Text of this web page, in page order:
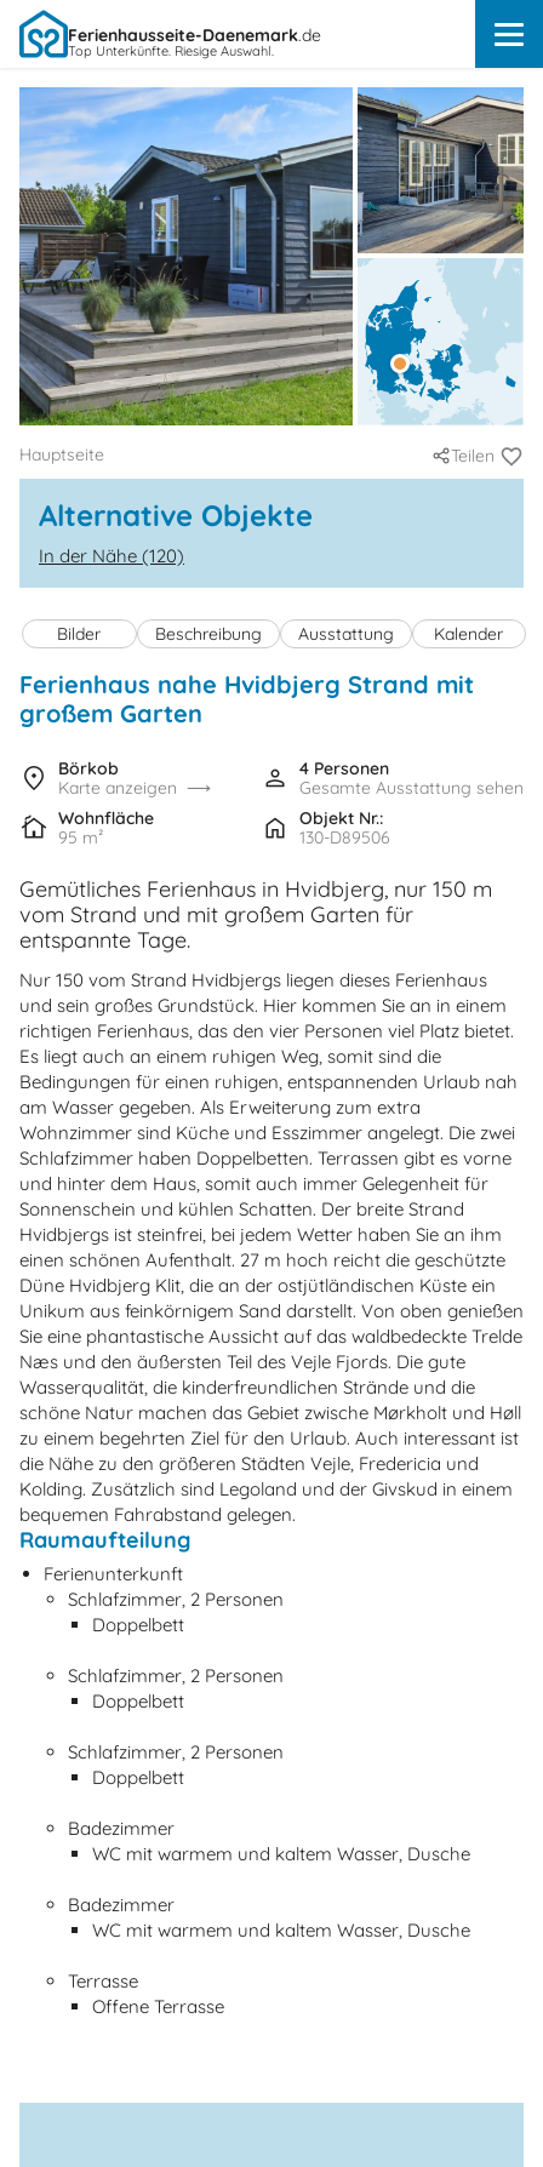
Ferienhausseite-Daenemark.de
Top Unterkünfte. Riesige Auswahl.
Hauptseite Teilen
Alternative Objekte
In der Nähe (120)
Bilder Beschreibung Ausstattung Kalender
Ferienhaus nahe Hvidbjerg Strand mit
großem Garten
Börkob
Karte anzeigen
4 Personen
Gesamte Ausstattung sehen
Wohnfläche
95 m²
Objekt Nr.:
130-D89506
Gemütliches Ferienhaus in Hvidbjerg, nur 150 m
vom Strand und mit großem Garten für
entspannte Tage.
Nur 150 vom Strand Hvidbjergs liegen dieses Ferienhaus
und sein großes Grundstück. Hier kommen Sie an in einem
richtigen Ferienhaus, das den vier Personen viel Platz bietet.
Es liegt auch an einem ruhigen Weg, somit sind die
Bedingungen für einen ruhigen, entspannenden Urlaub nah
am Wasser gegeben. Als Erweiterung zum extra
Wohnzimmer sind Küche und Esszimmer angelegt. Die zwei
Schlafzimmer haben Doppelbetten. Terrassen gibt es vorne
und hinter dem Haus, somit auch immer Gelegenheit für
Sonnenschein und kühlen Schatten. Der breite Strand
Hvidbjergs ist steinfrei, bei jedem Wetter haben Sie an ihm
einen schönen Aufenthalt. 27 m hoch reicht die geschützte
Düne Hvidbjerg Klit, die an der ostjütländischen Küste ein
Unikum aus feinkörnigem Sand darstellt. Von oben genießen
Sie eine phantastische Aussicht auf das waldbedeckte Trelde
Næs und den äußersten Teil des Vejle Fjords. Die gute
Wasserqualität, die kinderfreundlichen Strände und die
schöne Natur machen das Gebiet zwische Mørkholt und Høll
zu einem begehrten Ziel für den Urlaub. Auch interessant ist
die Nähe zu den größeren Städten Vejle, Fredericia und
Kolding. Zusätzlich sind Legoland und der Givskud in einem
bequemen Fahrabstand gelegen.
Raumaufteilung
Ferienunterkunft
Schlafzimmer, 2 Personen
Doppelbett
Schlafzimmer, 2 Personen
Doppelbett
Schlafzimmer, 2 Personen
Doppelbett
Badezimmer
WC mit warmem und kaltem Wasser, Dusche
Badezimmer
WC mit warmem und kaltem Wasser, Dusche
Terrasse
Offene Terrasse